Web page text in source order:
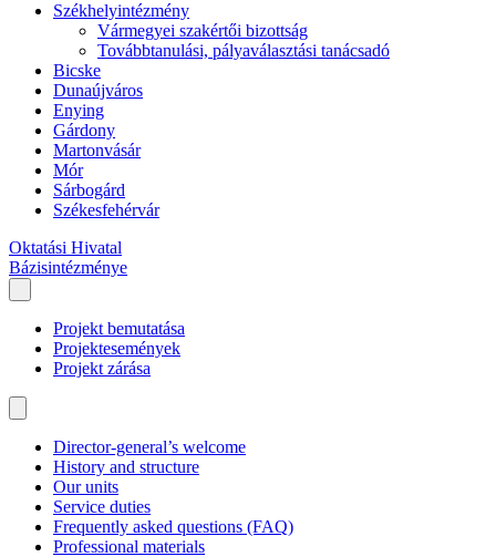
Székhelyintézmény
Vármegyei szakértői bizottság
Továbbtanulási, pályaválasztási tanácsadó
Bicske
Dunaújváros
Enying
Gárdony
Martonvásár
Mór
Sárbogárd
Székesfehérvár
Oktatási Hivatal
Bázisintézménye
Projekt bemutatása
Projektesemények
Projekt zárása
Director-general’s welcome
History and structure
Our units
Service duties
Frequently asked questions (FAQ)
Professional materials